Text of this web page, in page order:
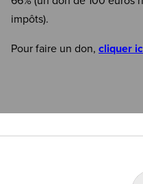
impôts).
Pour faire un don, cliquer